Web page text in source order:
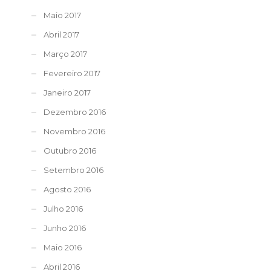
Maio 2017
Abril 2017
Março 2017
Fevereiro 2017
Janeiro 2017
Dezembro 2016
Novembro 2016
Outubro 2016
Setembro 2016
Agosto 2016
Julho 2016
Junho 2016
Maio 2016
Abril 2016